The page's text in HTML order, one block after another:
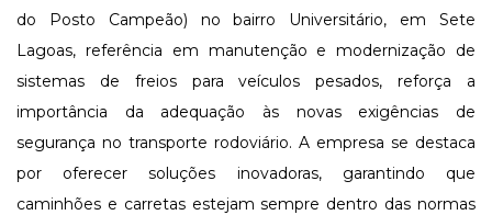
do Posto Campeão) no bairro Universitário, em Sete
Lagoas, referência em manutenção e modernização de
sistemas de freios para veículos pesados, reforça a
importância da adequação às novas exigências de
segurança no transporte rodoviário. A empresa se destaca
por oferecer soluções inovadoras, garantindo que
caminhões e carretas estejam sempre dentro das normas